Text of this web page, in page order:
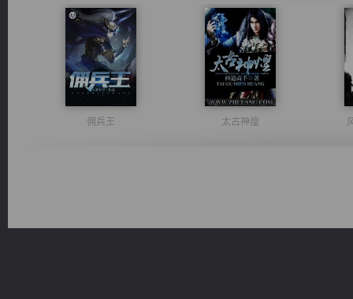
佣兵王 太古神煌